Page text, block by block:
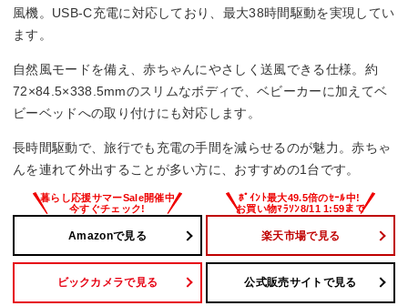
風機。USB-C充電に対応しており、最大38時間駆動を実現してい
ます。
自然風モードを備え、赤ちゃんにやさしく送風できる仕様。約
72×84.5×338.5mmのスリムなボディで、ベビーカーに加えてベ
ビーベッドへの取り付けにも対応します。
長時間駆動で、旅行でも充電の手間を減らせるのが魅力。赤ちゃ
んを連れて外出することが多い方に、おすすめの1台です。
Amazonで見る 楽天市場で見る
ビックカメラで見る 公式販売サイトで見る